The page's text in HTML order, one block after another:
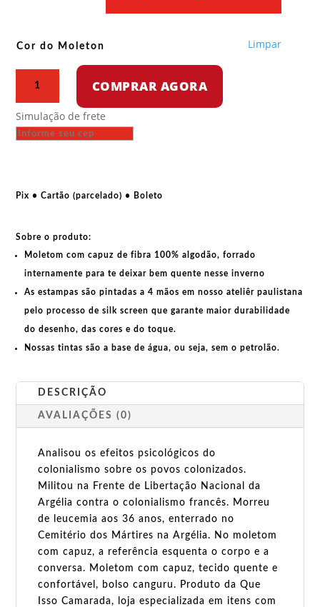
Cor do Moleton Limpar
-
Poder
povo
COMPRAR AGORA
Simulação de frete
Pix • Cartão (parcelado) • Boleto
Sobre o produto:
Moletom com capuz de fibra 100% algodão, forrado
internamente para te deixar bem quente nesse inverno
As estampas são pintadas a 4 mãos em nosso ateliêr paulistana
pelo processo de silk screen que garante maior durabilidade
do desenho, das cores e do toque.
Nossas tintas são a base de água, ou seja, sem o petrolão.
DESCRIÇÃO
AVALIAÇÕES (0)
Analisou os efeitos psicológicos do
colonialismo sobre os povos colonizados.
Militou na Frente de Libertação Nacional da
Argélia contra o colonialismo francês. Morreu
de leucemia aos 36 anos, enterrado no
Cemitério dos Mártires na Argélia. No moletom
com capuz, a referência esquenta o corpo e a
conversa. Moletom com capuz, tecido quente e
confortável, bolso canguru. Produto da Que
Isso Camarada, loja especializada em itens com